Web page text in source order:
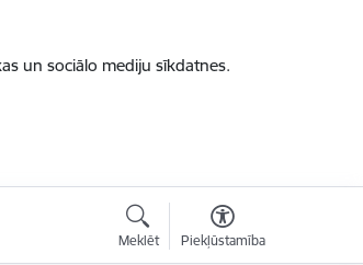
un sociālo mediju sīkdatnes.
Meklēt Piekļūstamība